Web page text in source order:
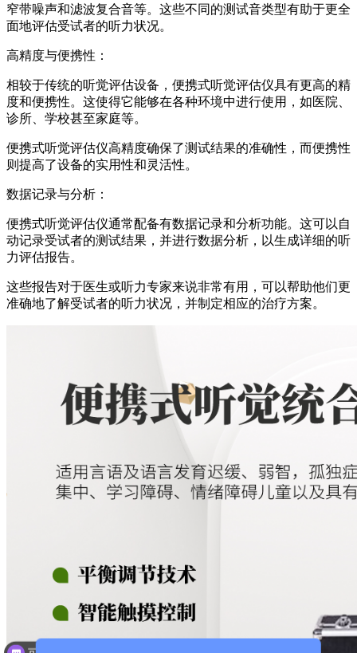
窄带噪声和滤波复合音等。这些不同的测试音类型有助于更全
面地评估受试者的听力状况。
高精度与便携性：
相较于传统的听觉评估设备，便携式听觉评估仪具有更高的精
度和便携性。这使得它能够在各种环境中进行使用，如医院、
诊所、学校甚至家庭等。
便携式听觉评估仪高精度确保了测试结果的准确性，而便携性
则提高了设备的实用性和灵活性。
数据记录与分析：
便携式听觉评估仪通常配备有数据记录和分析功能。这可以自
动记录受试者的测试结果，并进行数据分析，以生成详细的听
力评估报告。
这些报告对于医生或听力专家来说非常有用，可以帮助他们更
准确地了解受试者的听力状况，并制定相应的治疗方案。